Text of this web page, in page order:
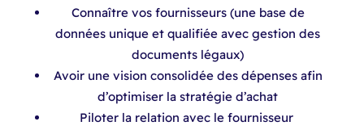
Connaître vos fournisseurs (une base de
données unique et qualifiée avec gestion des
documents légaux)​
Avoir une vision consolidée des dépenses afin
d’optimiser la stratégie d’achat​
Piloter la relation avec le fournisseur ​